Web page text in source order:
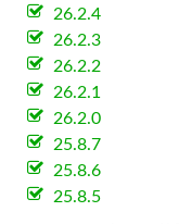
26.2.4
26.2.3
26.2.2
26.2.1
26.2.0
25.8.7
25.8.6
25.8.5